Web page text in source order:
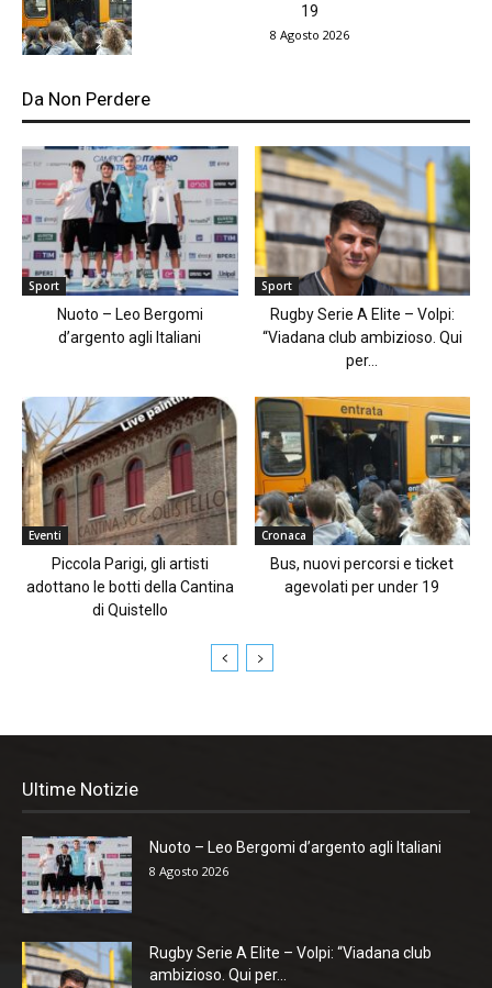
19
8 Agosto 2026
Da Non Perdere
Sport
Nuoto – Leo Bergomi
d’argento agli Italiani
Sport
Rugby Serie A Elite – Volpi:
“Viadana club ambizioso. Qui
per...
Eventi
Piccola Parigi, gli artisti
adottano le botti della Cantina
di Quistello
Cronaca
Bus, nuovi percorsi e ticket
agevolati per under 19
Ultime Notizie
Nuoto – Leo Bergomi d’argento agli Italiani
8 Agosto 2026
Rugby Serie A Elite – Volpi: “Viadana club
ambizioso. Qui per...